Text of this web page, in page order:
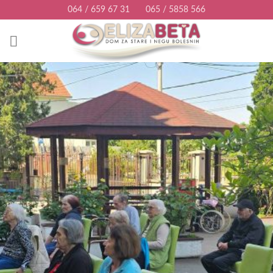
to
content
064 / 659 67 31 065 / 5858 566